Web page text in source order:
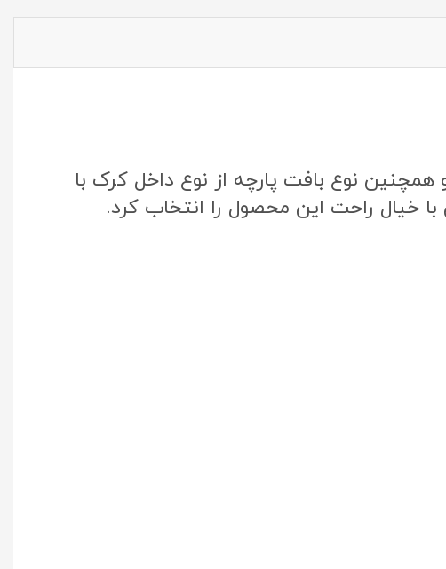
نوع بافت پارچه از نوع داخل کرک با
خیال راحت این محصول را انتخاب کرد.